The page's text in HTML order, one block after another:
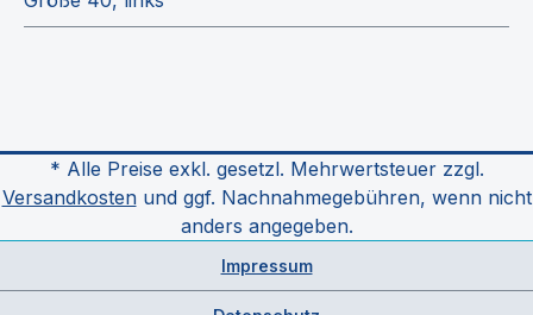
* Alle Preise exkl. gesetzl. Mehrwertsteuer zzgl.
Versandkostenund ggf. Nachnahmegebühren, wenn nicht
anders angegeben.
Impressum